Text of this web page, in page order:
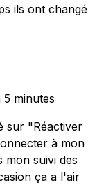
ils ont changé
5 minutes
sur "Réactiver
à mon
mon suivi des
ça a l'air